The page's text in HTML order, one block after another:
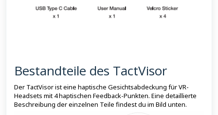
Bestandteile des TactVisor
Der TactVisor ist eine haptische Gesichtsabdeckung für VR-
Headsets mit 4 haptischen Feedback-Punkten. Eine detaillierte
Beschreibung der einzelnen Teile findest du im Bild unten.